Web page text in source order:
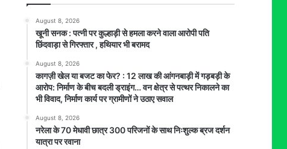
August 8, 2026
खूनी सनक : पत्नी पर कुल्हाड़ी से हमला करने वाला आरोपी पति
छिंदवाड़ा से गिरफ्तार , हथियार भी बरामद
August 8, 2026
कागज़ी खेल या बजट का फेर? : 12 लाख की आंगनबाड़ी में गड़बड़ी के
आरोप: निर्माण के बीच बदली ड्राइंग… वन क्षेत्र से पत्थर निकालने का
भी विवाद, निर्माण कार्य पर ग्रामीणों ने उठाए सवाल
August 8, 2026
नरेला के 70 मेधावी छात्र 300 परिजनों के साथ निःशुल्क ब्रज दर्शन
यात्रा पर रवाना